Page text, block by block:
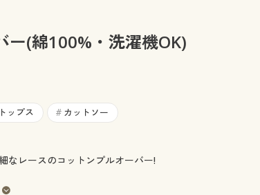
ンズ下着
大きいサイズ レディース下着
大きいサイズ 事務・制服
ー(綿100%・洗濯機OK)
ップス # カットソー
なレースのコットンプルオーバー!